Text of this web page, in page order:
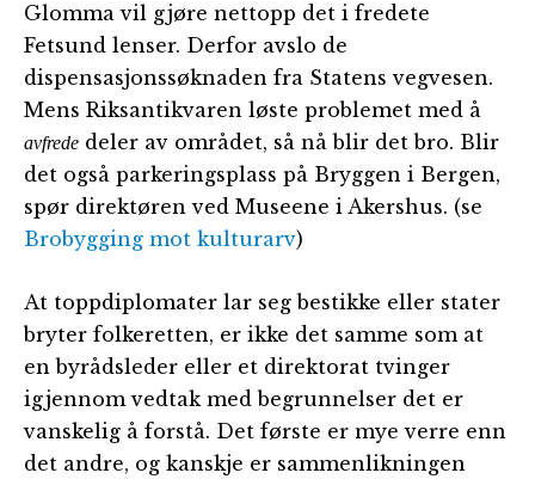
Glomma vil gjøre nettopp det i fredete
Fetsund lenser. Derfor avslo de
dispensasjonssøknaden fra Statens vegvesen.
Mens Riksantikvaren løste problemet med å
avfrede deler av området, så nå blir det bro. Blir
det også parkeringsplass på Bryggen i Bergen,
spør direktøren ved Museene i Akershus. (se
Brobygging mot kulturarv)
At toppdiplomater lar seg bestikke eller stater
bryter folkeretten, er ikke det samme som at
en byrådsleder eller et direktorat tvinger
igjennom vedtak med begrunnelser det er
vanskelig å forstå. Det første er mye verre enn
det andre, og kanskje er sammenlikningen